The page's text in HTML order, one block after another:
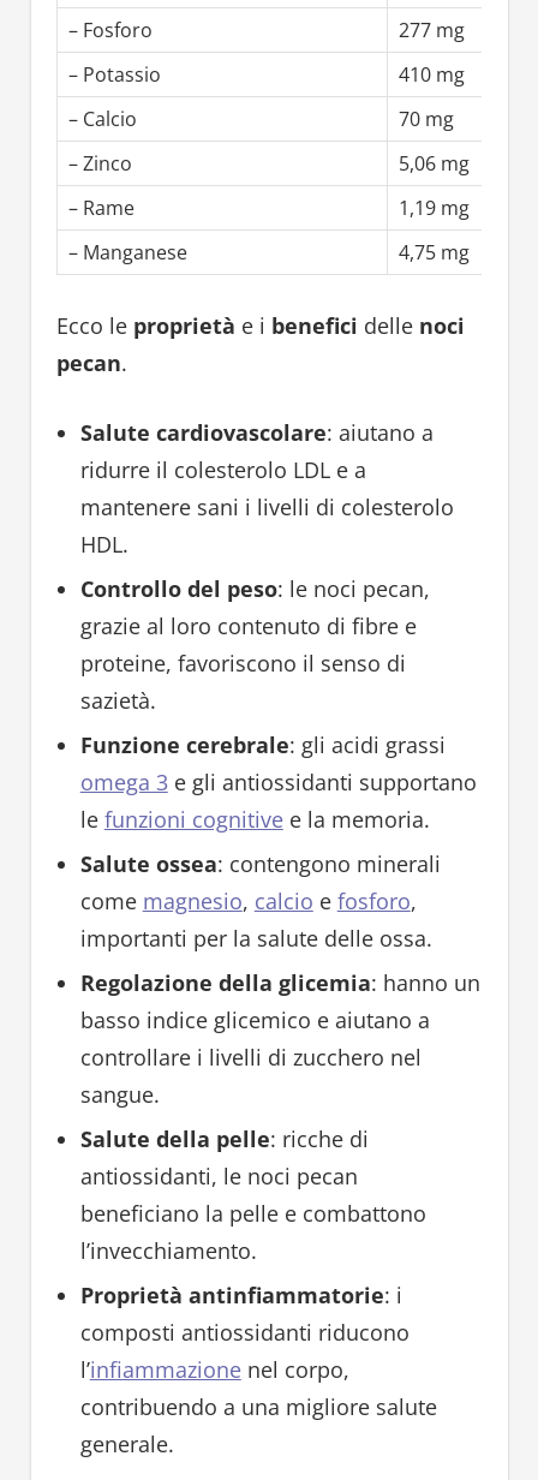
– Fosforo
277 mg
– Potassio
410 mg
– Calcio
70 mg
– Zinco
5,06 mg
– Rame
1,19 mg
– Manganese
4,75 mg
Ecco le proprietà e i benefici delle noci
pecan.
Salute cardiovascolare: aiutano a
ridurre il colesterolo LDL e a
mantenere sani i livelli di colesterolo
HDL.
Controllo del peso: le noci pecan,
grazie al loro contenuto di fibre e
proteine, favoriscono il senso di
sazietà.
Funzione cerebrale: gli acidi grassi
omega 3e gli antiossidanti supportano
le funzioni cognitivee la memoria.
Salute ossea: contengono minerali
come magnesio, calcio e fosforo,
importanti per la salute delle ossa.
Regolazione della glicemia: hanno un
basso indice glicemico e aiutano a
controllare i livelli di zucchero nel
sangue.
Salute della pelle: ricche di
antiossidanti, le noci pecan
beneficiano la pelle e combattono
l’invecchiamento.
Proprietà antinfiammatorie: i
composti antiossidanti riducono
l’infiammazionenel corpo,
contribuendo a una migliore salute
generale.